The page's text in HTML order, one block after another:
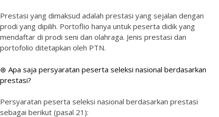
Prestasi yang dimaksud adalah prestasi yang sejalan dengan
prodi yang dipilih. Portoflio hanya untuk peserta didik yang
mendaftar di prodi seni dan olahraga. Jenis prestasi dan
portofolio ditetapkan oleh PTN.
⊛ Apa saja persyaratan peserta seleksi nasional berdasarkan
prestasi?
Persyaratan peserta seleksi nasional berdasarkan prestasi
sebagai berikut (pasal 21):